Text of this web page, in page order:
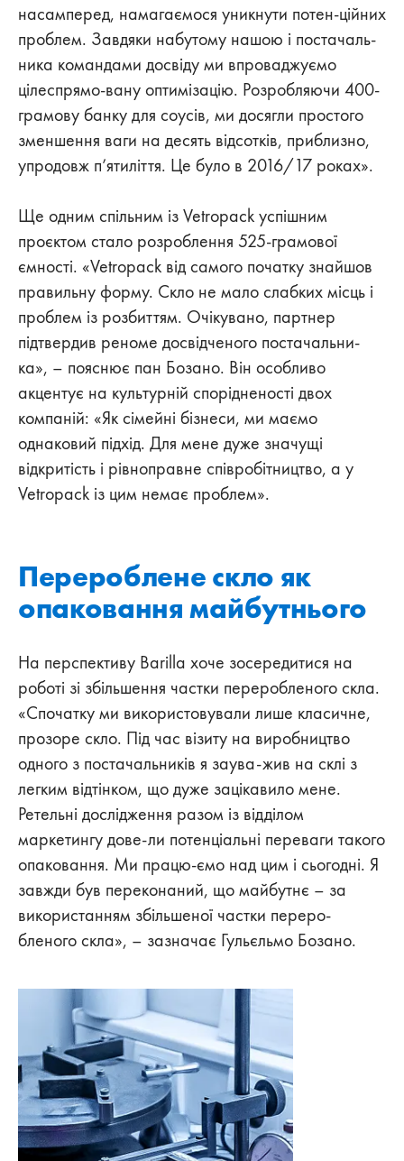
насамперед, намагаємося уникнути потен-ційних
проблем. Завдяки набутому нашою і постачаль-
ника командами досвіду ми впроваджуємо
цілеспрямо-вану оптимізацію. Розробляючи 400-
грамову банку для соусів, ми досягли простого
зменшення ваги на десять відсотків, приблизно,
упродовж п’ятиліття. Це було в 2016/17 роках».
Ще одним спільним із Vetropack успішним
проєктом стало розроблення 525-грамової
ємності. «Vetropack від самого початку знайшов
правильну форму. Скло не мало слабких місць і
проблем із розбиттям. Очікувано, партнер
підтвердив реноме досвідченого постачальни-
ка», – пояснює пан Бозано. Він особливо
акцентує на культурній спорідненості двох
компаній: «Як сімейні бізнеси, ми маємо
однаковий підхід. Для мене дуже значущі
відкритість і рівноправне співробітництво, а у
Vetropack із цим немає проблем».
Перероблене скло як
опаковання майбутнього
На перспективу Barilla хоче зосередитися на
роботі зі збільшення частки переробленого скла.
«Спочатку ми використовували лише класичне,
прозоре скло. Під час візиту на виробництво
одного з постачальників я заува-жив на склі з
легким відтінком, що дуже зацікавило мене.
Ретельні дослідження разом із відділом
маркетингу дове-ли потенціальні переваги такого
опаковання. Ми працю-ємо над цим і сьогодні. Я
завжди був переконаний, що майбутнє – за
використанням збільшеної частки переро-
бленого скла», – зазначає Гульєльмо Бозано.